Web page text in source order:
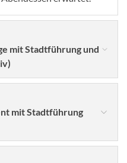
mit Stadtführung und